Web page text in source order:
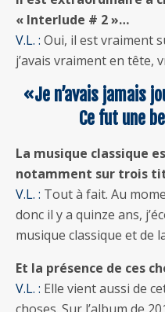
« Interlude # 2 »…
V.L. : Oui, il est vraiment
j’avais vraiment en tête,
«Je n’avais jamais
Ce fut une
La musique classique
notamment sur trois
V.L. : Tout à fait. Au
donc il y a quinze ans,
musique classique et de
Et la présence de ces
V.L. : Elle vient aussi de